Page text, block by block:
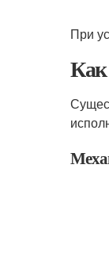
При
Как